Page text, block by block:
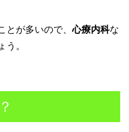
とが多いので、心療内科な
う。